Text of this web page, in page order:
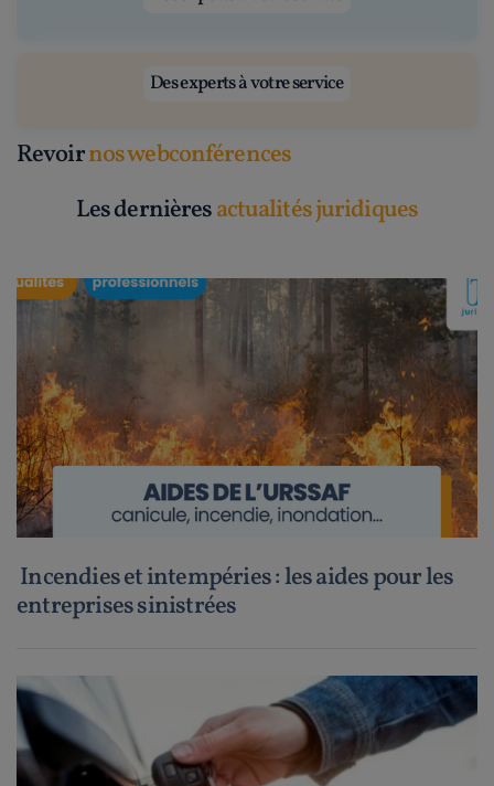
Des experts à votre service
Revoirnos webconférences
Les dernièresactualités juridiques
Incendies et intempéries : les aides pour les
entreprises sinistrées